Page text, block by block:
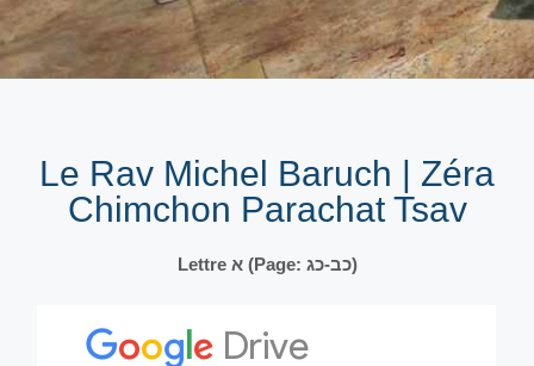
Le Rav Michel Baruch | Zéra
Chimchon Parachat Tsav
Lettre א (Page: כב-כג)